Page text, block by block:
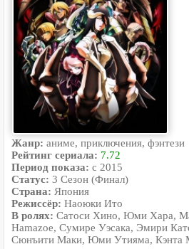
Жанр: аниме, приключения, фэнтези
Рейтинг сериала: 7.72
Период показа: c 2015
Статус: 3 Сезон (Финал)
Страна: Япония
Режиссёр: Наоюки Ито
В ролях: Сатоси Хино, Юми Хара,
Hamazoe, Сумире Уэсака, Эмири
Сюнъити Маки, Юми Утияма, Кэнта